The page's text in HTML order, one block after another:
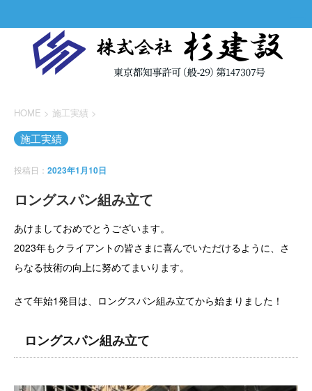
HOME > 施工実績 >
施工実績
投稿日： 2023年1月10日
ロングスパン組み立て
あけましておめでとうございます。
2023年もクライアントの皆さまに喜んでいただけるように、さ
らなる技術の向上に努めてまいります。
さて年始1発目は、ロングスパン組み立てから始まりました！
ロングスパン組み立て